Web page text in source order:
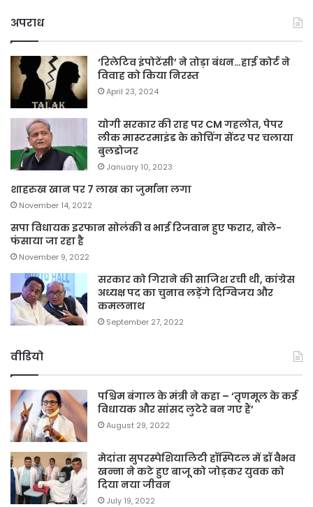
अपराध
‘रिलेटिव इंपोटेंसी’ ने तोड़ा बंधन…हाई कोर्ट ने
विवाह को किया निरस्त
April 23, 2024
योगी सरकार की राह पर CM गहलोत, पेपर
लीक मास्टरमाइंड के कोचिंग सेंटर पर चलाया
बुलडोजर
January 10, 2023
शाहरुख खान पर 7 लाख का जुर्माना लगा
November 14, 2022
सपा विधायक इरफान सोलंकी व भाई रिजवान हुए फरार, बोले-
फंसाया जा रहा है
November 9, 2022
सरकार को गिराने की साजिश रची थी, कांग्रेस
अध्यक्ष पद का चुनाव लड़ेंगे दिग्विजय और
कमलनाथ
September 27, 2022
वीडियो
पश्चिम बंगाल के मंत्री ने कहा – ‘तृणमूल के कई
विधायक और सांसद लुटेरे बन गए हैं’
August 29, 2022
मेदांता सुपरस्पेशियालिटी हॉस्पिटल में डॉ वैभव
खन्ना ने कटे हुए बाजू को जोड़कर युवक को
दिया नया जीवन
July 19, 2022